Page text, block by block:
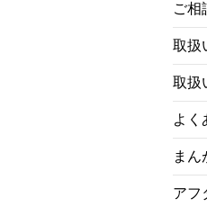
ご相
取扱
取扱
よく
まん
アフ